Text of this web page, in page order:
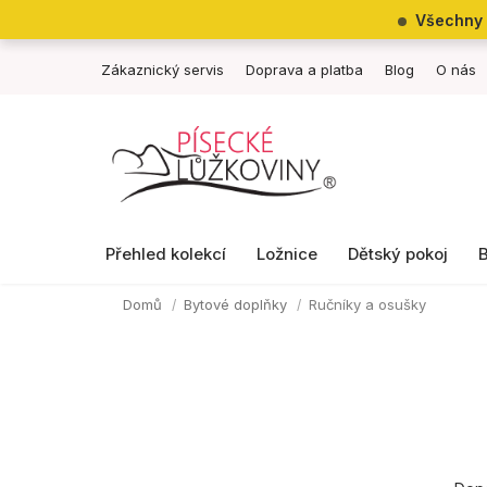
Všechny
Zákaznický servis Doprava a platba Blog O nás
Přehled kolekcí Ložnice Dětský pokoj
Domů Bytové doplňky Ručníky a osušky